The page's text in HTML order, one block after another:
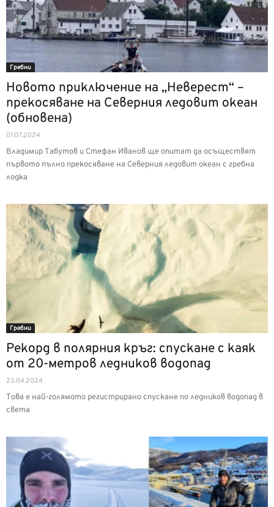
Гребни
Новото приключение на „Неверест“ –
прекосяване на Северния ледовит океан
(обновена)
01.07.2024
Владимир Табутов и Стефан Иванов ще опитат да осъществят
първото пълно прекосяване на Севeрния ледовит океан с гребна
лодка
Гребни
Рекорд в полярния кръг: спускане с каяк
от 20-метров ледников водопад
23.04.2024
Това е най-голямото регистрирано спускане по ледников водопад в
света